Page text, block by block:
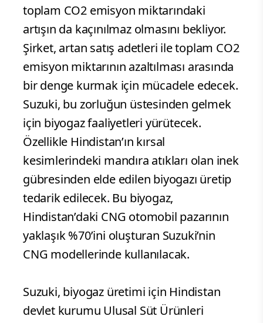
toplam CO2 emisyon miktarındaki
artışın da kaçınılmaz olmasını bekliyor.
Şirket, artan satış adetleri ile toplam CO2
emisyon miktarının azaltılması arasında
bir denge kurmak için mücadele edecek.
Suzuki, bu zorluğun üstesinden gelmek
için biyogaz faaliyetleri yürütecek.
Özellikle Hindistan’ın kırsal
kesimlerindeki mandıra atıkları olan inek
gübresinden elde edilen biyogazı üretip
tedarik edilecek. Bu biyogaz,
Hindistan’daki CNG otomobil pazarının
yaklaşık %70’ini oluşturan Suzuki’nin
CNG modellerinde kullanılacak.
Suzuki, biyogaz üretimi için Hindistan
devlet kurumu Ulusal Süt Ürünleri